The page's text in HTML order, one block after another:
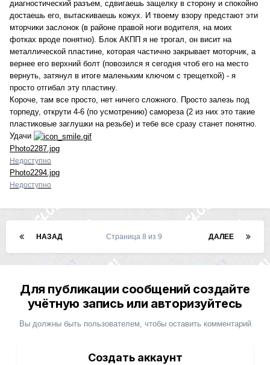
диагностический разъем, сдвигаешь защелку в сторону и спокойно
достаешь его, вытаскиваешь кожух. И твоему взору предстают эти
мторчики заслонок (в районе правой ноги водителя, на моих
фотках вроде понятно). Блок АКПП я не трогал, он висит на
металлической пластине, которая частично закрывает моторчик, а
вернее его верхний болт (повозился я сегодня чтоб его на место
вернуть, затянул в итоге маленьким ключом с трещеткой) - я
просто отгибал эту пластину.
Короче, там все просто, нет ничего сложного. Просто залезь под
торпеду, открути 4-6 (по усмотрению) самореза (2 из них это такие
пластиковые заглушки на резьбе) и тебе все сразу станет понятно.
Удачи
Photo2287.jpg
Недоступно
Photo2294.jpg
Недоступно
НАЗАД ДАЛЕЕ
Страница 8 из 9
Для публикации сообщений создайте
учётную запись или авторизуйтесь
Вы должны быть пользователем, чтобы оставить комментарий
Создать аккаунт